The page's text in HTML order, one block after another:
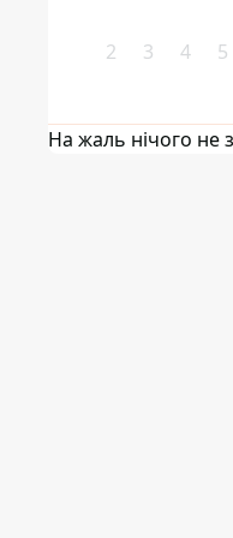
2 3 4 5
На жаль нічого не